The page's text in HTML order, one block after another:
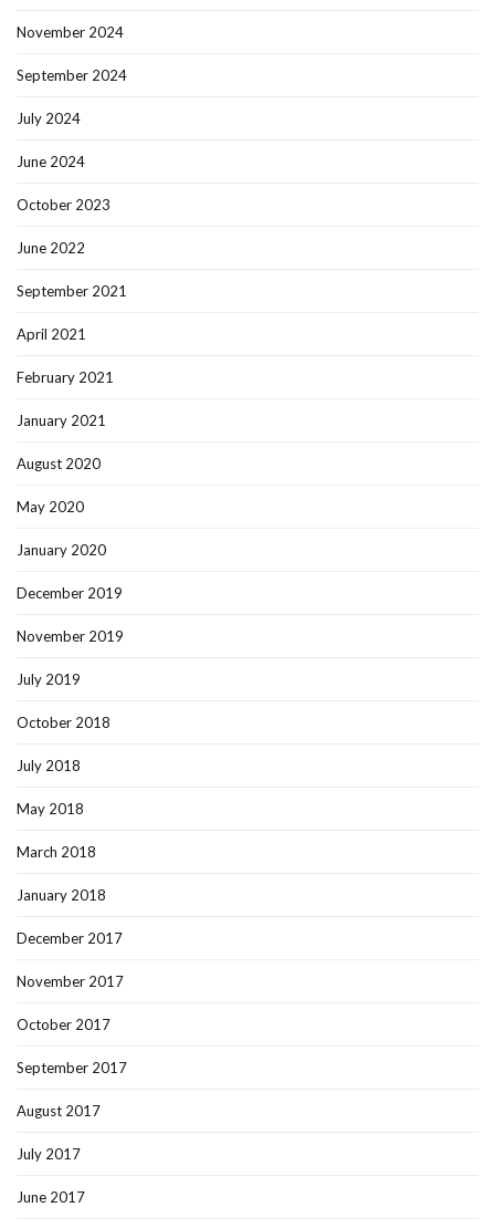
November 2024
September 2024
July 2024
June 2024
October 2023
June 2022
September 2021
April 2021
February 2021
January 2021
August 2020
May 2020
January 2020
December 2019
November 2019
July 2019
October 2018
July 2018
May 2018
March 2018
January 2018
December 2017
November 2017
October 2017
September 2017
August 2017
July 2017
June 2017